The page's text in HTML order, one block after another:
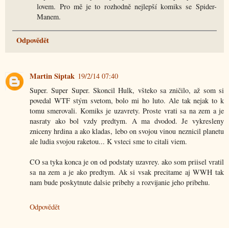
lovem. Pro mě je to rozhodně nejlepší komiks se Spider-
Manem.
Odpovědět
Martin Siptak 19/2/14 07:40
Super. Super Super. Skoncil Hulk, všteko sa zničilo, až som si
povedal WTF stým svetom, bolo mi ho luto. Ale tak nejak to k
tomu smerovali. Komiks je uzavrety. Proste vrati sa na zem a je
nasraty ako bol vzdy predtym. A ma dvodod. Je vykresleny
zniceny hrdina a ako kladas, lebo on svojou vinou neznicil planetu
ale ludia svojou raketou... K vsteci sme to citali viem.
CO sa tyka konca je on od podstaty uzavrey. ako som priisel vratil
sa na zem a je ako predtym. Ak si vsak precitame aj WWH tak
nam bude poskytnute dalsie pribehy a rozvijanie jeho pribehu.
Odpovědět